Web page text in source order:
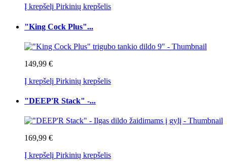
Į krepšelį Pirkinių krepšelis
"King Cock Plus"...
149,99 €
Į krepšelį Pirkinių krepšelis
"DEEP'R Stack" -...
169,99 €
Į krepšelį Pirkinių krepšelis